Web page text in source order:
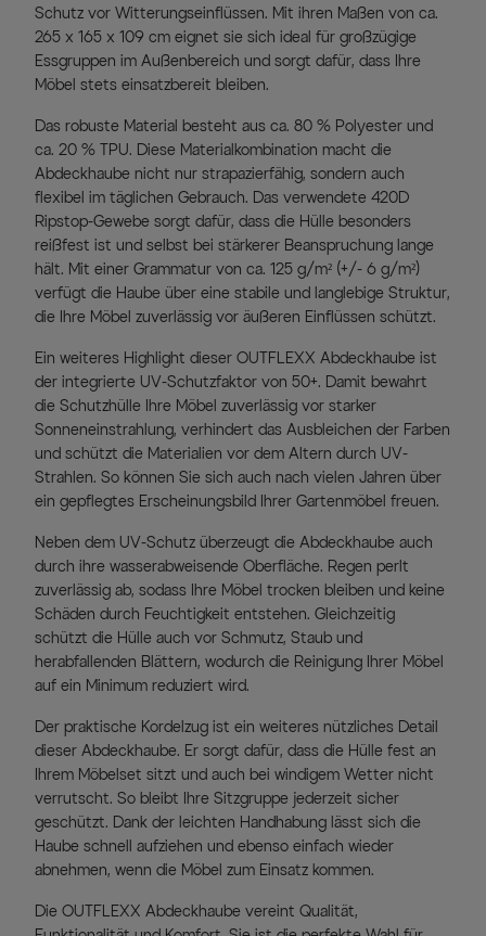
Schutz vor Witterungseinflüssen. Mit ihren Maßen von ca.
265 x 165 x 109 cm eignet sie sich ideal für großzügige
Essgruppen im Außenbereich und sorgt dafür, dass Ihre
Möbel stets einsatzbereit bleiben.
Das robuste Material besteht aus ca. 80 % Polyester und
ca. 20 % TPU. Diese Materialkombination macht die
Abdeckhaube nicht nur strapazierfähig, sondern auch
flexibel im täglichen Gebrauch. Das verwendete 420D
Ripstop-Gewebe sorgt dafür, dass die Hülle besonders
reißfest ist und selbst bei stärkerer Beanspruchung lange
hält. Mit einer Grammatur von ca. 125 g/m² (+/- 6 g/m²)
verfügt die Haube über eine stabile und langlebige Struktur,
die Ihre Möbel zuverlässig vor äußeren Einflüssen schützt.
Ein weiteres Highlight dieser OUTFLEXX Abdeckhaube ist
der integrierte UV-Schutzfaktor von 50+. Damit bewahrt
die Schutzhülle Ihre Möbel zuverlässig vor starker
Sonneneinstrahlung, verhindert das Ausbleichen der Farben
und schützt die Materialien vor dem Altern durch UV-
Strahlen. So können Sie sich auch nach vielen Jahren über
ein gepflegtes Erscheinungsbild Ihrer Gartenmöbel freuen.
Neben dem UV-Schutz überzeugt die Abdeckhaube auch
durch ihre wasserabweisende Oberfläche. Regen perlt
zuverlässig ab, sodass Ihre Möbel trocken bleiben und keine
Schäden durch Feuchtigkeit entstehen. Gleichzeitig
schützt die Hülle auch vor Schmutz, Staub und
herabfallenden Blättern, wodurch die Reinigung Ihrer Möbel
auf ein Minimum reduziert wird.
Der praktische Kordelzug ist ein weiteres nützliches Detail
dieser Abdeckhaube. Er sorgt dafür, dass die Hülle fest an
Ihrem Möbelset sitzt und auch bei windigem Wetter nicht
verrutscht. So bleibt Ihre Sitzgruppe jederzeit sicher
geschützt. Dank der leichten Handhabung lässt sich die
Haube schnell aufziehen und ebenso einfach wieder
abnehmen, wenn die Möbel zum Einsatz kommen.
Die OUTFLEXX Abdeckhaube vereint Qualität,